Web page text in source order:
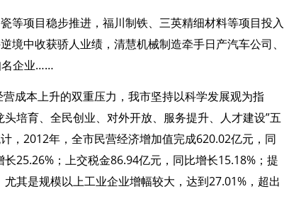
等项目稳步推进，福川制铁、三英精细材料等项目投入
境中收获骄人业绩，清慧机械制造牵手日产汽车公司、
名企业……
成本上升的双重压力，我市坚持以科学发展观为指
培育、全民创业、对外开放、服务提升、人才建设”五
，2012年，全市民营经济增加值完成620.02亿元，同
25.26%；上交税金86.94亿元，同比增长15.18%；提
其是规模以上工业企业增幅较大，达到27.01%，超出